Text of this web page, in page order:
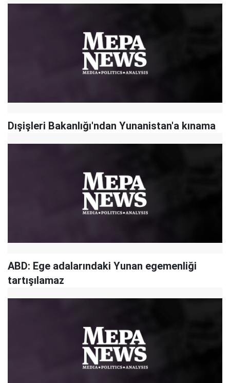
Dışişleri Bakanlığı'ndan Yunanistan'a kınama
ABD: Ege adalarındaki Yunan egemenliği
tartışılamaz